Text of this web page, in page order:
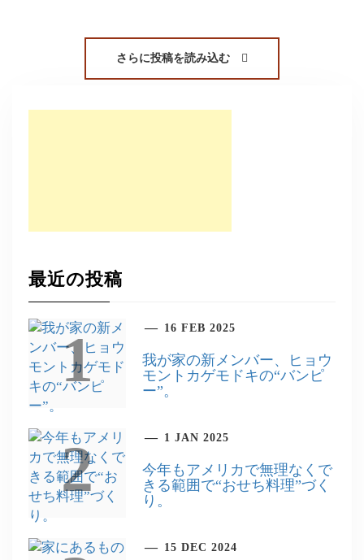
さらに投稿を読み込む
最近の投稿
1 16 FEB 2025
我が家の新メンバー、ヒョウ
モントカゲモドキの“バンピ
ー”。
2 1 JAN 2025
今年もアメリカで無理なくで
きる範囲で“おせち料理”づく
り。
15 DEC 2024